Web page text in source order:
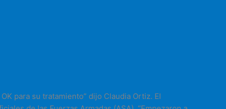
para su tratamiento” dijo Claudia Ortiz. El